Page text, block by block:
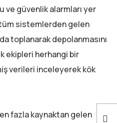
güvenlik alarmları yer
sistemlerden gelen
toplanarak depolanmasını
ekipleri herhangi bir
verileri inceleyerek kök
fazla kaynaktan gelen